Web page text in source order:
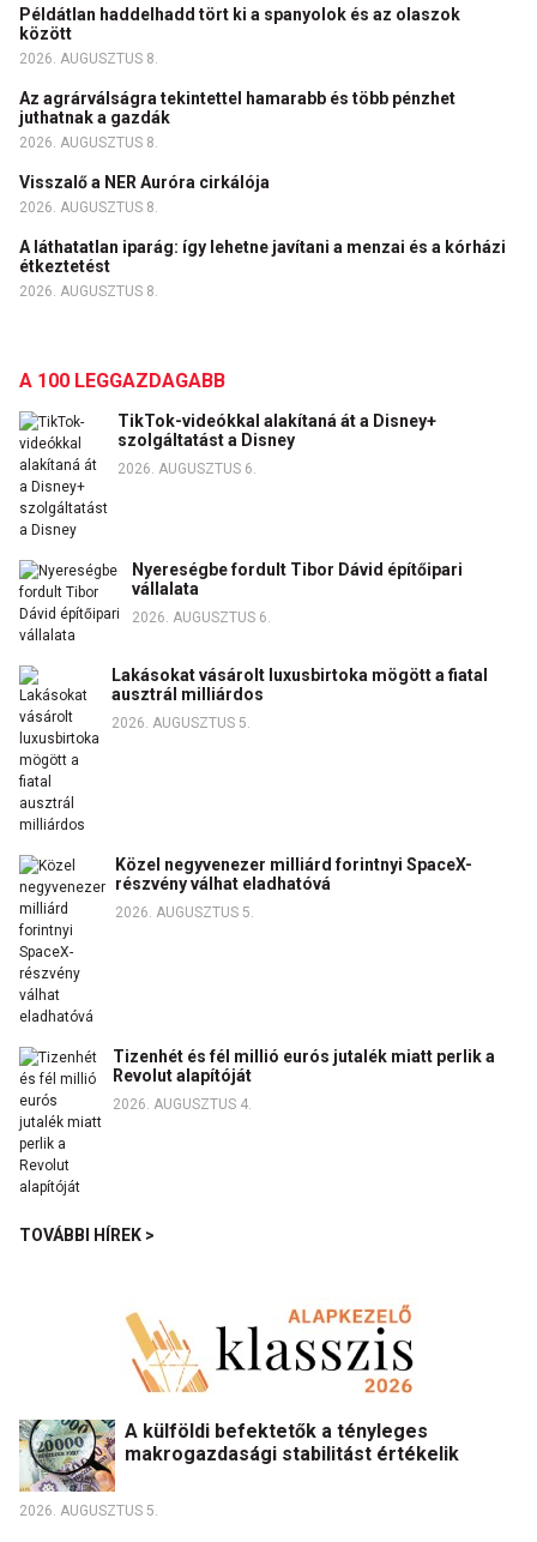
Példátlan haddelhadd tört ki a spanyolok és az olaszok
között
2026. AUGUSZTUS 8.
Az agrárválságra tekintettel hamarabb és több pénzhet
juthatnak a gazdák
2026. AUGUSZTUS 8.
Visszalő a NER Auróra cirkálója
2026. AUGUSZTUS 8.
A láthatatlan iparág: így lehetne javítani a menzai és a kórházi
étkeztetést
2026. AUGUSZTUS 8.
A 100 LEGGAZDAGABB
TikTok-videókkal alakítaná át a Disney+
szolgáltatást a Disney
2026. AUGUSZTUS 6.
Nyereségbe fordult Tibor Dávid építőipari
vállalata
2026. AUGUSZTUS 6.
Lakásokat vásárolt luxusbirtoka mögött a fiatal
ausztrál milliárdos
2026. AUGUSZTUS 5.
Közel negyvenezer milliárd forintnyi SpaceX-
részvény válhat eladhatóvá
2026. AUGUSZTUS 5.
Tizenhét és fél millió eurós jutalék miatt perlik a
Revolut alapítóját
2026. AUGUSZTUS 4.
TOVÁBBI HÍREK >
A külföldi befektetők a tényleges
makrogazdasági stabilitást értékelik
2026. AUGUSZTUS 5.